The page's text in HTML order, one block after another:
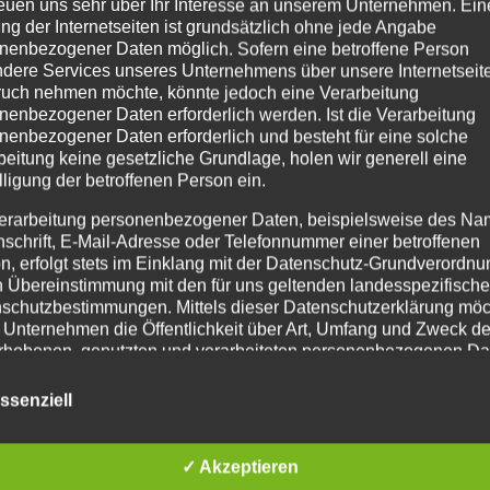
Teil unserer
Wie bieten dir
wichtige Soft Skills
zu stellen und
persönliches und berufliches
Netzwerk gezielt
weiterzuentwickeln.
dich je
kannst du dem Verein ganz einfach beitreten, eine
uns sehr über Ihr Interesse an unserem Unternehmen.
der Internetseiten ist grundsätzlich ohne jede Angabe
Daten möglich. Sofern eine betroffene Person
Services unseres Unternehmens über unsere
nehmen möchte, könnte jedoch eine Verarbeitung
Daten erforderlich werden. Ist die Verarbeitung
Daten erforderlich und besteht für eine solche
keine gesetzliche Grundlage, holen wir generell eine
der betroffenen Person ein.
personenbezogener Daten, beispielsweise des
E-Mail-Adresse oder Telefonnummer einer betroffenen
erfolgt stets im Einklang mit der Datenschutz-
Übereinstimmung mit den für uns geltenden
Mittels dieser Datenschutzerklärung
Unternehmen die Öffentlichkeit über Art, Umfang und Zweck
genutzten und verarbeiteten personenbezogenen
über die ihnen zustehenden Rechte aufgeklärt.
Maßnahmen umgesetzt, um einen möglichst
Schutz der über diese Internetseite verarbeiteten
✓ Akzeptieren